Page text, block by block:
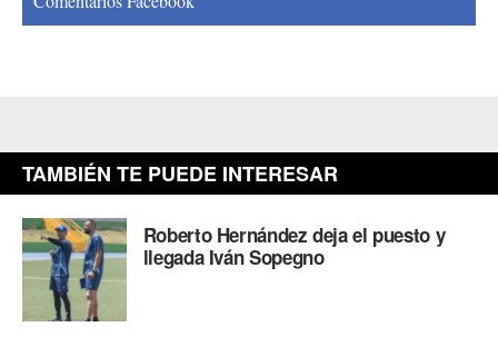
TAMBIÉN TE PUEDE INTERESAR
Roberto Hernández deja el puesto y
llegada Iván Sopegno